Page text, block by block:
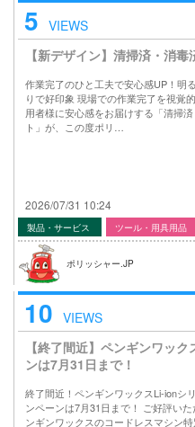
5 VIEWS
【新デザイン】清掃済・消
作業完了のひと工夫で安心感UP！明
りで好印象 現場での作業完了を視覚
用者様に安心感をお届けする「清掃
ト」が、この度ポリ…
2026/07/31 10:24
製品・サービス ツール・用具用品
ポリッシャー.JP
10 VIEWS
【終了間近】ペンギンワッ
ンは7月31日まで！
終了間近！ペンギンワックスLi-ionシ
ンペーンは7月31日まで！ ご好評い
ンギンワックスのコードレスマシン